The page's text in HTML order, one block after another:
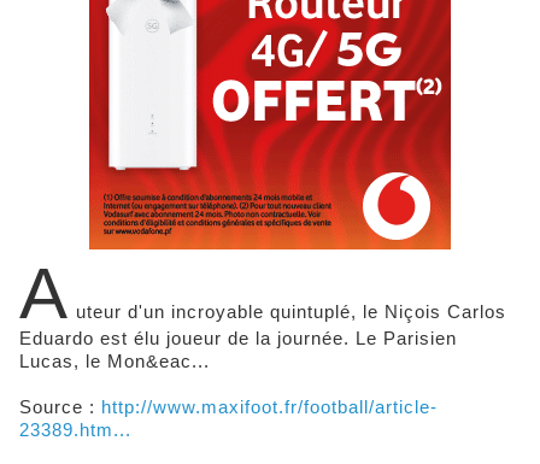
A uteur d'un incroyable quintuplé, le Niçois Carlos
Eduardo est élu joueur de la journée. Le Parisien
Lucas, le Mon&eac...
Source : http://www.maxifoot.fr/football/article-
23389.htm...